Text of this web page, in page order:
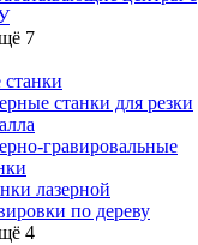
7
станки для резки
гравировальные
лазерной
по дереву
4